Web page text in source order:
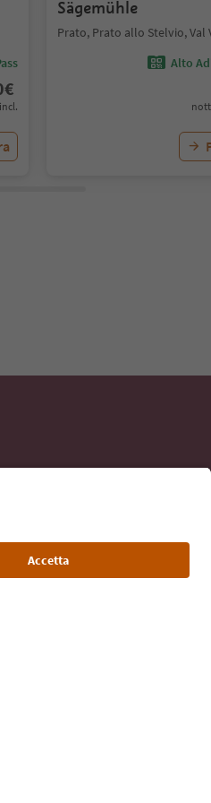
€
Sägemühle
Prato, Prato allo Stelvio, Val
Alto